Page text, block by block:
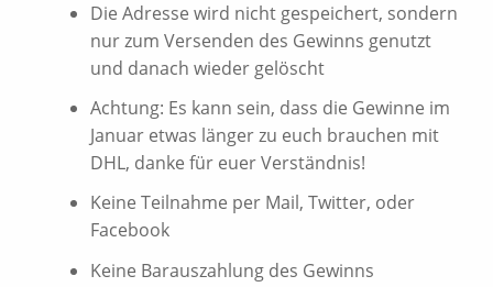
Die Adresse wird nicht gespeichert, sondern
nur zum Versenden des Gewinns genutzt
und danach wieder gelöscht
Achtung: Es kann sein, dass die Gewinne im
Januar etwas länger zu euch brauchen mit
DHL, danke für euer Verständnis!
Keine Teilnahme per Mail, Twitter, oder
Facebook
Keine Barauszahlung des Gewinns